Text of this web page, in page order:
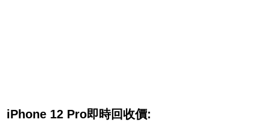
iPhone 12 Pro即時回收價: